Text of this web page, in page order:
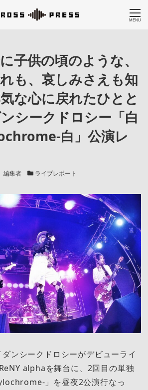
MENU
子供の頃のような、
も、哀しみさえも知
な心に戻れたひとと
シークドロシー「白
白」公演レ
編集者 カテゴリー
ライブレポート
ンシークドロシーがデビューライ
alphaを舞台に、2回目の単独
」を昼夜2公演行なっ